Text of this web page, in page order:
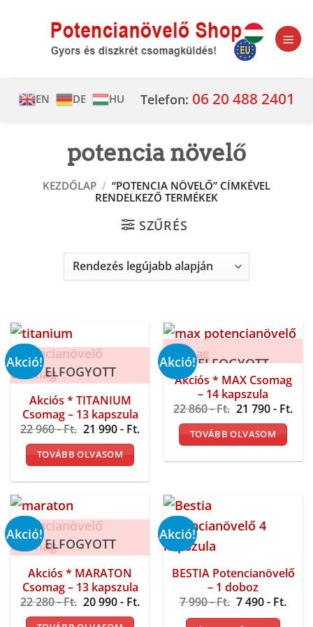
EN DE HU Telefon: 06 20 488 2401
potencia növelő
KEZDŐLAP / “POTENCIA NÖVELŐ” CÍMKÉVEL
RENDELKEZŐ TERMÉKEK
SZŰRÉS
Akció!
ELFOGYOTT
Akciós * TITANIUM
Csomag – 13 kapszula
22 960- Ft. Original
was:
22
960 -
Ft..
21 990- Ft.Current
Ft..
TOVÁBB OLVASOM
Akció!ELFOGYOTT
Akciós * MAX Csomag
– 14 kapszula
22 860- Ft. Original
was:
22
860 -
Ft..
21 790- Ft.
Ft..
TOVÁBB OLVASOM
Akció!
ELFOGYOTT
Akciós * MARATON
Csomag – 13 kapszula
22 280- Ft. Original
was:
20 990- Ft.Current
Akció!
BESTIA Potencianövelő
– 1 doboz
7 990- Ft. Original
was:
7 490- Ft.